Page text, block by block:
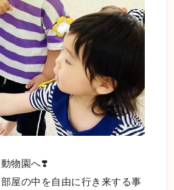
物園へ❣️
屋の中を自由に行き来する事